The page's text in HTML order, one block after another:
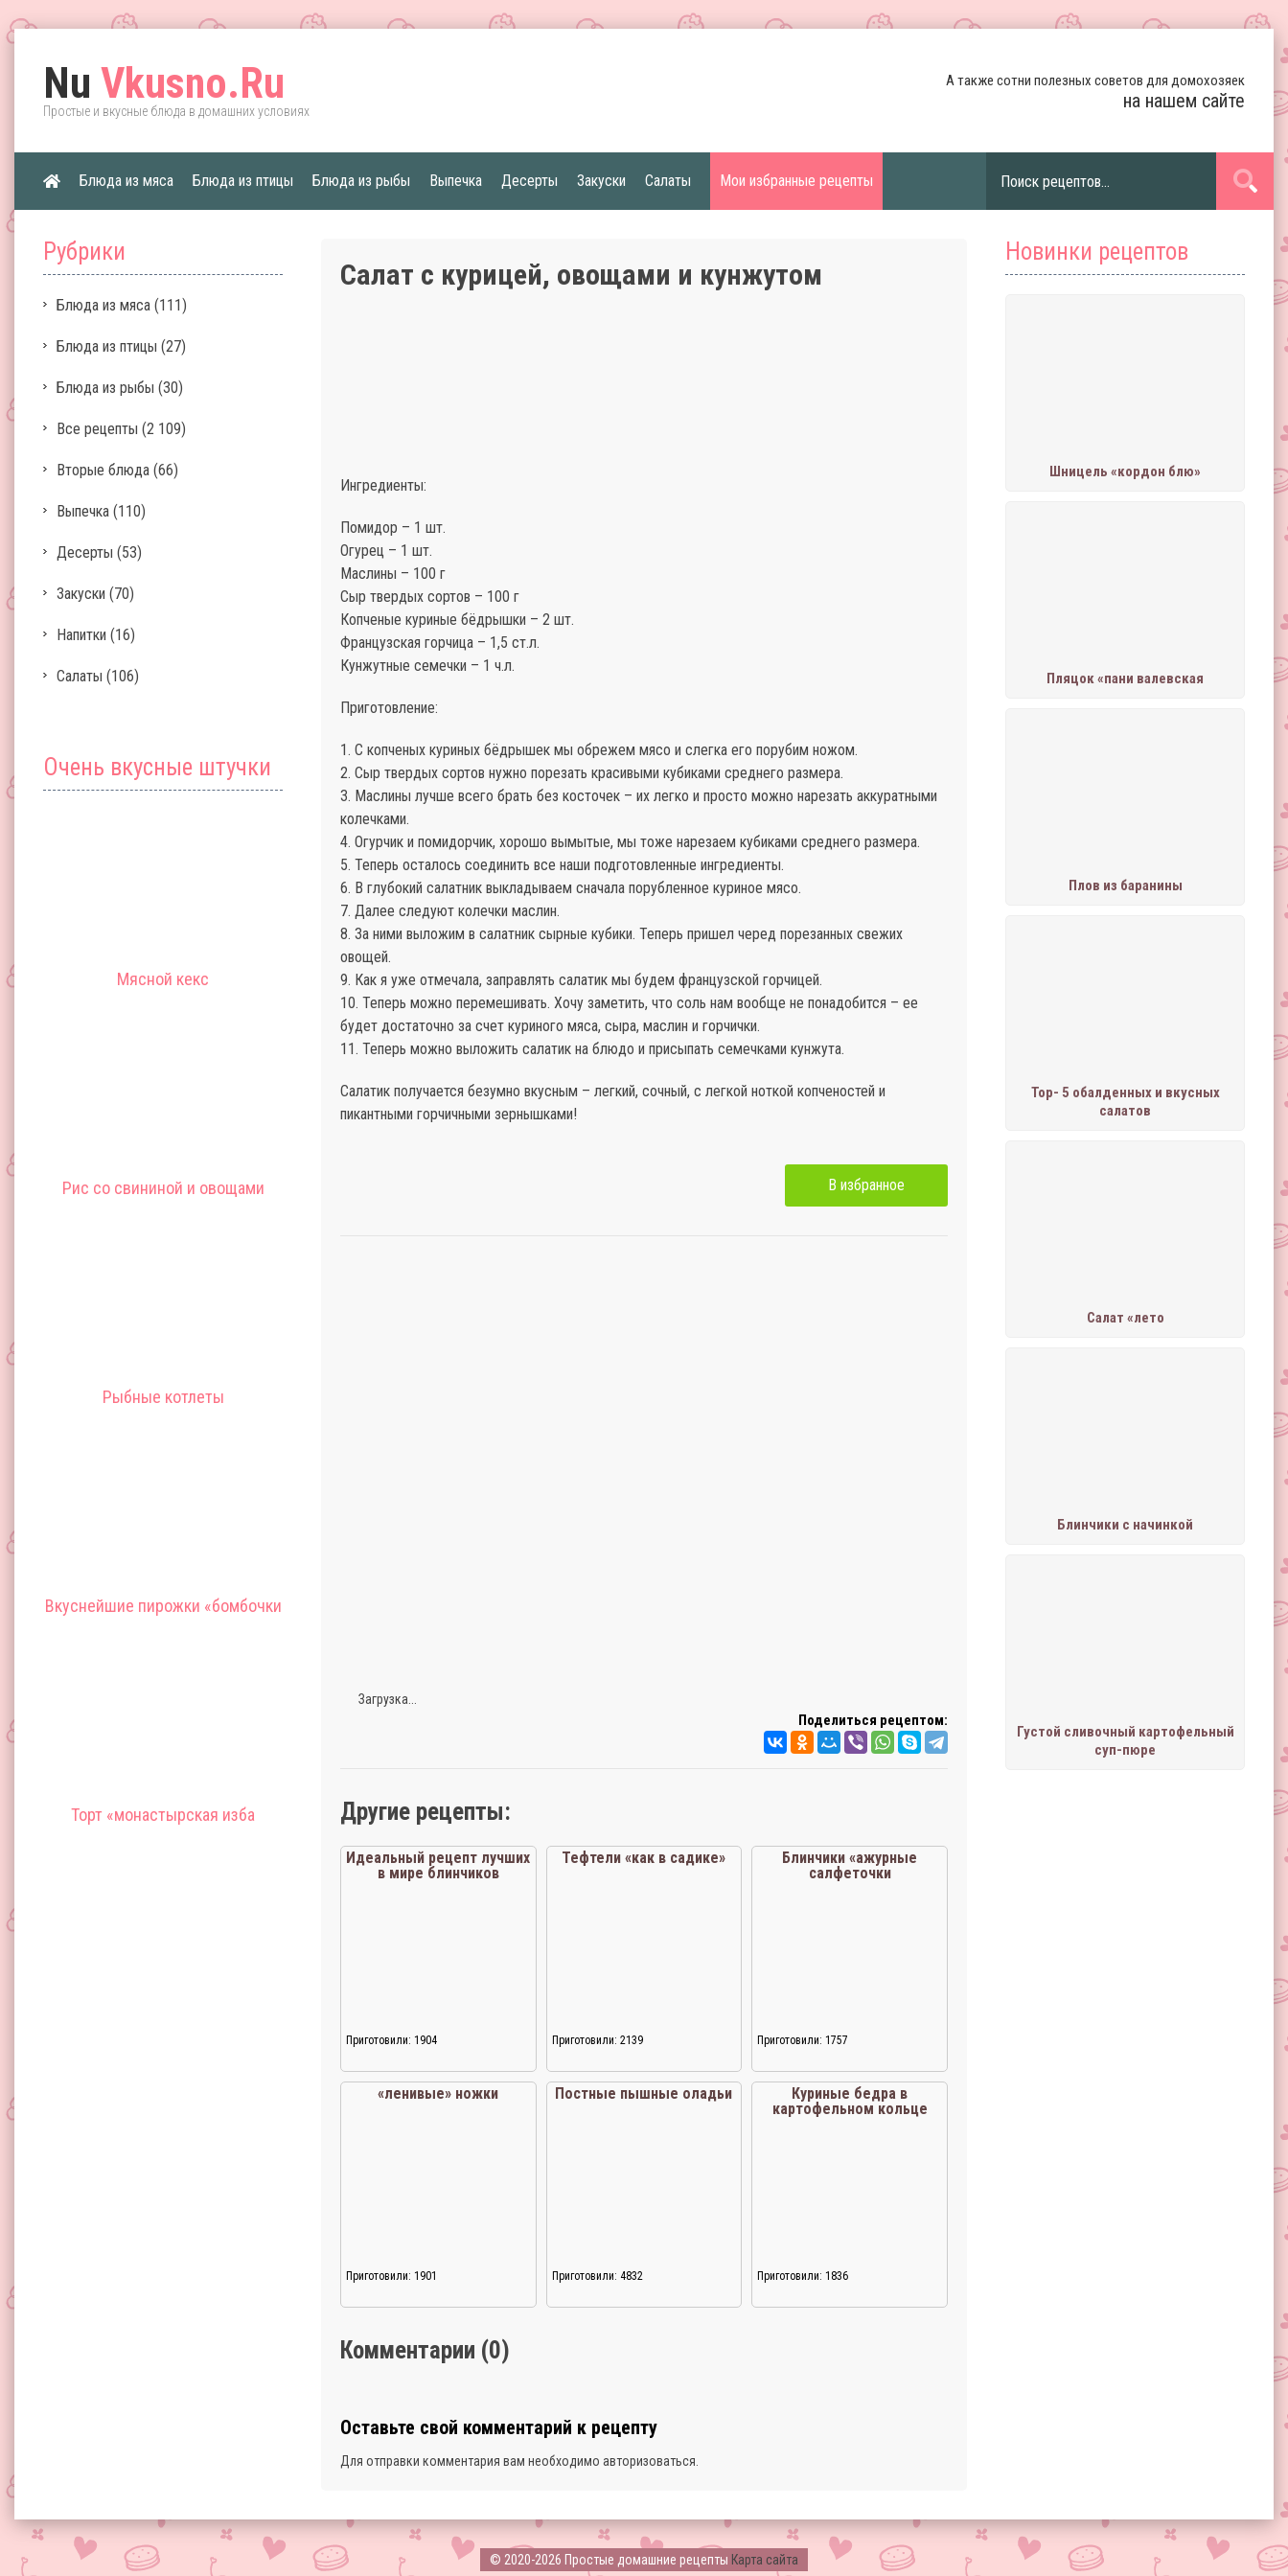
Nu Vkusno.Ru
Простые и вкусные блюда в домашних условиях
А также сотни полезных советов для домохозяек
на нашем сайте
Блюда из мяса Блюда из птицы Блюда из рыбы Выпечка Десерты Закуски Салаты Мои избранные рецепты
Рубрики
Блюда из мяса (111)
Блюда из птицы (27)
Блюда из рыбы (30)
Все рецепты (2 109)
Вторые блюда (66)
Выпечка (110)
Десерты (53)
Закуски (70)
Напитки (16)
Салаты (106)
Очень вкусные штучки
Мясной кекс
Рис со свининой и овощами
Рыбные котлеты
Вкуснейшие пирожки «бомбочки
Торт «монастырская изба
Новинки рецептов
Шницель «кордон блю»
Пляцок «пани валевская
Плов из баранины
Тор- 5 обалденных и вкусных
салатов
Салат «лето
Блинчики с начинкой
Густой сливочный картофельный
суп-пюре
Салат с курицей, овощами и кунжутом
Ингредиенты:
Помидор – 1 шт.
Огурец – 1 шт.
Маслины – 100 г
Сыр твердых сортов – 100 г
Копченые куриные бёдрышки – 2 шт.
Французская горчица – 1,5 ст.л.
Кунжутные семечки – 1 ч.л.
Приготовление:
1. С копченых куриных бёдрышек мы обрежем мясо и слегка его порубим ножом.
2. Сыр твердых сортов нужно порезать красивыми кубиками среднего размера.
3. Маслины лучше всего брать без косточек – их легко и просто можно нарезать аккуратными
колечками.
4. Огурчик и помидорчик, хорошо вымытые, мы тоже нарезаем кубиками среднего размера.
5. Теперь осталось соединить все наши подготовленные ингредиенты.
6. В глубокий салатник выкладываем сначала порубленное куриное мясо.
7. Далее следуют колечки маслин.
8. За ними выложим в салатник сырные кубики. Теперь пришел черед порезанных свежих
овощей.
9. Как я уже отмечала, заправлять салатик мы будем французской горчицей.
10. Теперь можно перемешивать. Хочу заметить, что соль нам вообще не понадобится – ее
будет достаточно за счет куриного мяса, сыра, маслин и горчички.
11. Теперь можно выложить салатик на блюдо и присыпать семечками кунжута.
Салатик получается безумно вкусным – легкий, сочный, с легкой ноткой копченостей и
пикантными горчичными зернышками!
В избранное
Загрузка...
Поделиться рецептом:
Другие рецепты:
Идеальный рецепт лучших
в мире блинчиков
Приготовили: 1904
Тефтели «как в садике»
Приготовили: 2139
Блинчики «ажурные
салфеточки
Приготовили: 1757
«ленивые» ножки
Приготовили: 1901
Постные пышные оладьи
Приготовили: 4832
Куриные бедра в
картофельном кольце
Приготовили: 1836
Комментарии (0)
Оставьте свой комментарий к рецепту
Для отправки комментария вам необходимо авторизоваться
© 2020-2026 Простые домашние рецепты Карта сайта